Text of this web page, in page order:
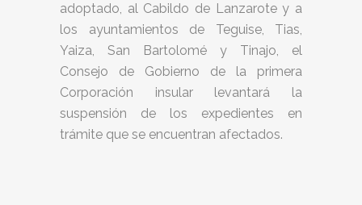
adoptado, al Cabildo de Lanzarote y a
los ayuntamientos de Teguise, Tias,
Yaiza, San Bartolomé y Tinajo, el
Consejo de Gobierno de la primera
Corporación insular levantará la
suspensión de los expedientes en
trámite que se encuentran afectados.